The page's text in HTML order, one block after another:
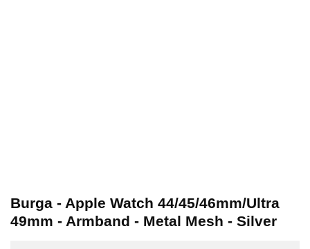
Burga - Apple Watch 44/45/46mm/Ultra
49mm - Armband - Metal Mesh - Silver